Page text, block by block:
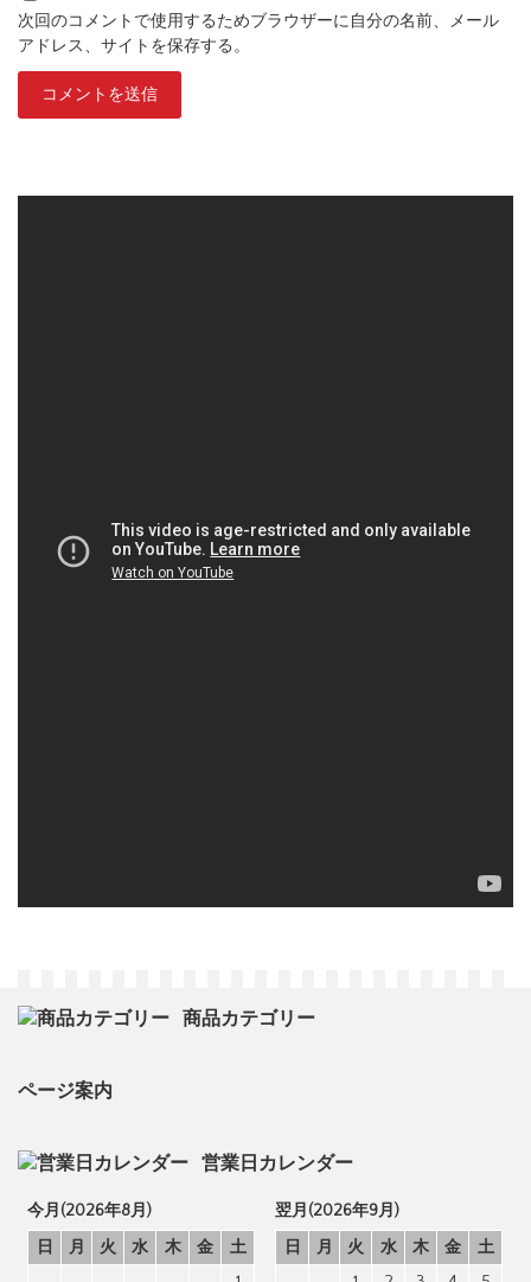
次回のコメントで使用するためブラウザーに自分の名前、メール
アドレス、サイトを保存する。
商品カテゴリー
ページ案内
営業日カレンダー
今月(2026年8月)
日
月 火 水 木 金
土
翌月(2026年9月)
日
月 火 水 木 金
土